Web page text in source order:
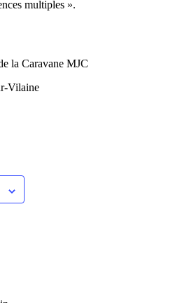
multiples ».
la Caravane MJC
Vilaine